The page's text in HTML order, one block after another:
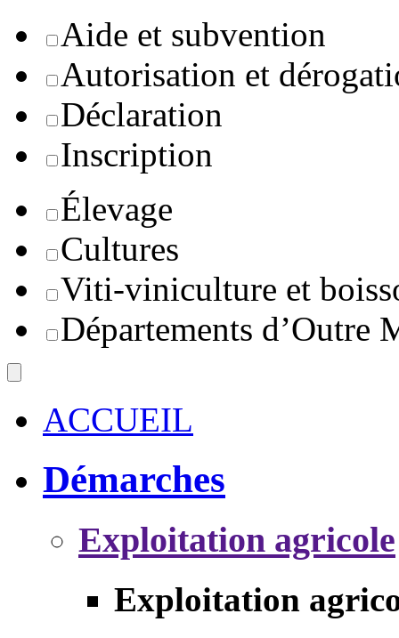
Aide et subvention
Autorisation et
Déclaration
Inscription
Élevage
Cultures
Viti-viniculture et
Départements d’Outre
ACCUEIL
Démarches
Exploitation agricole
Exploitation